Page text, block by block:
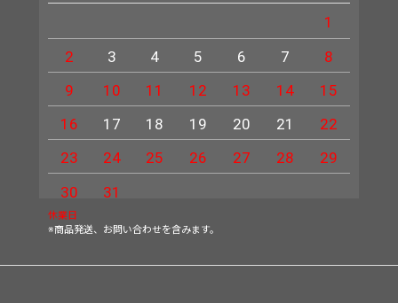
1
2
3 4 5 6 7
8
9
10 11 12 13 14
15
16
17 18 19 20 21
22
23
24 25 26 27 28
29
30
31
休業日
※商品発送、お問い合わせを含みます。